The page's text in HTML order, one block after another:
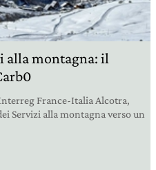
alla montagna: il
France-Italia Alcotra,
Servizi alla montagna verso un